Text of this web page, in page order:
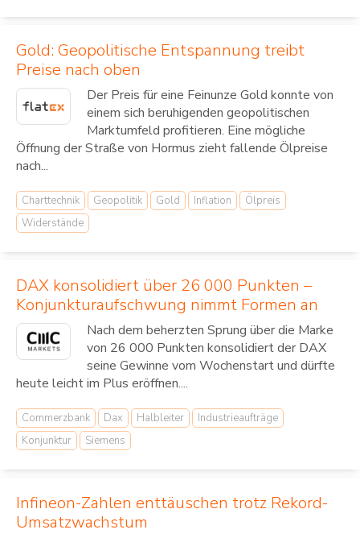
Gold: Geopolitische Entspannung treibt
Preise nach oben
Der Preis für eine Feinunze Gold konnte von
einem sich beruhigenden geopolitischen
Marktumfeld profitieren. Eine mögliche
Öffnung der Straße von Hormus zieht fallende Ölpreise
nach...
Charttechnik Geopolitik Gold Inflation
Ölpreis
Widerstände
DAX konsolidiert über 26 000 Punkten –
Konjunkturaufschwung nimmt Formen an
Nach dem beherzten Sprung über die Marke
von 26 000 Punkten konsolidiert der DAX
seine Gewinne vom Wochenstart und dürfte
heute leicht im Plus eröffnen....
Commerzbank Dax Halbleiter
Industrieaufträge
Konjunktur
Siemens
Infineon-Zahlen enttäuschen trotz Rekord-
Umsatzwachstum